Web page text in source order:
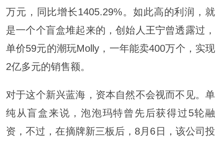
万元，同比增长1405.29%。如此高的利润，就
是一个个盲盒堆起来的，创始人 王宁曾透露过，
单价59元的潮玩Molly，一年能卖400万个，实现
2亿多元的销售额。
对于这个新兴蓝海，资本自然不会视而不见。单
纯从盲盒来说，泡泡玛特曾先后获得过5轮融
资，不过，在摘牌新三板后，8月6日，该公司投